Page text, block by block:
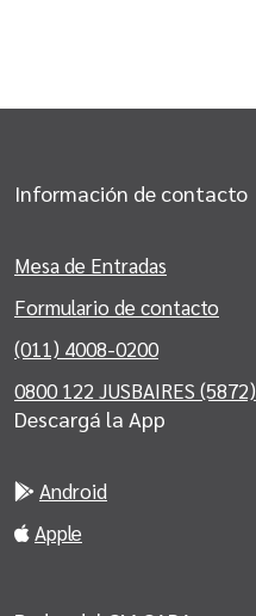
Información de contacto
Mesa de Entradas
Formulario de contacto
(011) 4008-0200
0800 122 JUSBAIRES (5872)
Descargá la App
Android
Apple